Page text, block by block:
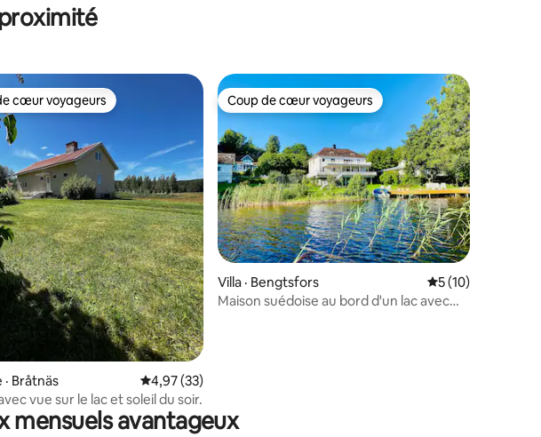
sur 5, 166 commentaires
cœur voyageurs
cœur voyageurs
Bråtnäs Note moyenne de 4,97 sur 5, 33 commentaires
4,97 (33)
vue sur le lac et soleil du soir.
Coup de cœur voyageurs
Coup de cœur voyageurs
Villa · Bengtsfors Note moyenne de
5 (10)
Maison suédoise au bord d'un lac avec
mensuels avantageux